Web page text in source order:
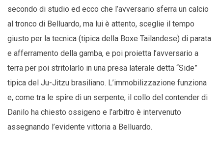
secondo di studio ed ecco che l’avversario sferra un calcio
al tronco di Belluardo, ma lui è attento, sceglie il tempo
giusto per la tecnica (tipica della Boxe Tailandese) di parata
e afferramento della gamba, e poi proietta l’avversario a
terra per poi stritolarlo in una presa laterale detta “Side”
tipica del Ju-Jitzu brasiliano. L’immobilizzazione funziona
e, come tra le spire di un serpente, il collo del contender di
Danilo ha chiesto ossigeno e l’arbitro è intervenuto
assegnando l’evidente vittoria a Belluardo.